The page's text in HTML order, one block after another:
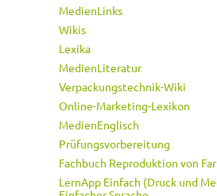
MedienLinks
Wikis
Lexika
MedienLiteratur
Verpackungstechnik-Wiki
Online-Marketing-Lexikon
MedienEnglisch
Prüfungsvorbereitung
Fachbuch Reproduktion von
LernApp Einfach (Druck und